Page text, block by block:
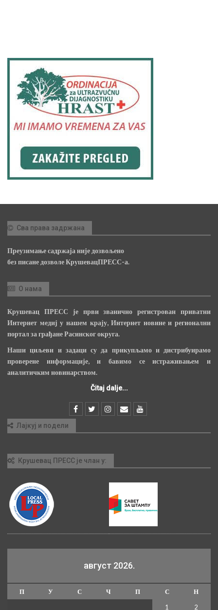
Сва права задржана
Преузимање садржаја није дозвољено
без писане дозволе КрушевацПРЕСС-а.
О нама
Крушевац ПРЕСС је први званично регистрован приватни
Интернет медиј у нашем крају, Интернет новине и регионални
портал за грађане Расинског округа.
Наши циљеви и задаци су да прикупљамо и дистрибуирамо
проверене информације, и бавимо се истраживањем и
аналитичким новинарством.
Čitaj dalje...
Лајкуј и подели
Крушевац ПРЕСС је члан у:
август 2026.
П У С Ч П С
Н
1
2